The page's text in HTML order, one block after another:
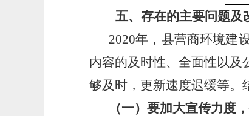
五、存在的主要问题及
2020年，县营商环境建
内容的及时性、全面性以及
够及时，更新速度迟缓等。
（一）要加大宣传力度